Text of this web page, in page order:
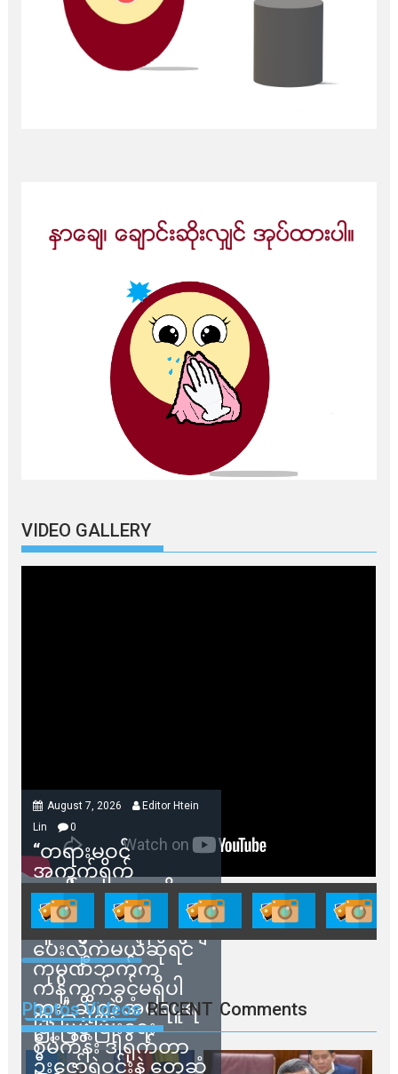
VIDEO GALLERY
August 7, 2026
Editor Htein
Lin
0
“တရားမဝင်
အကွက်ရိုက်
ရောင်းချမှုတွေကို
သက်ဆိုင်ရာတာဝန်ရှိ
သူတွေက ဂရန်တွေချ
ပေးလိုက်မယ်ဆိုရင်
ကုမ္ပဏီဘက်က
ကန့်ကွက်ခွင့်မရှိပါ
ဘူး” ဆိုတဲ့ အမရပူရ
မြို့ပြဖွံ့ဖြိုးရေး
စီမံကိန်း ဒါရိုက်တာ
ဦးဇော်ရဲဝင်းနဲ့ တွေ့ဆုံ
Photos Videos RECENT Comments